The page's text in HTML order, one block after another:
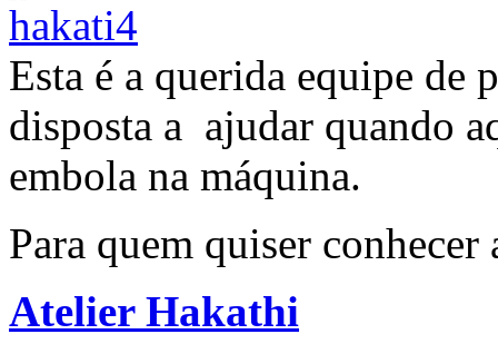
Esta é a querida equipe de
disposta a ajudar quando
embola na máquina.
Para quem quiser
Atelier Hakathi